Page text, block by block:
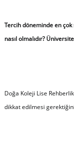
Tercih döneminde en
nasıl olmalıdır?
Doğa Koleji Lise
dikkat edilmesi gerektiğini